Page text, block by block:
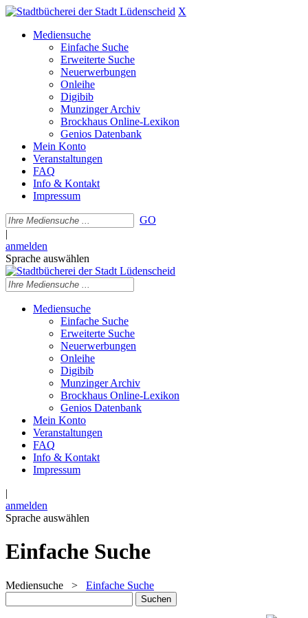
X
Mediensuche
Einfache Suche
Erweiterte Suche
Neuerwerbungen
Onleihe
Digibib
Munzinger Archiv
Brockhaus Online-Lexikon
Genios Datenbank
Mein Konto
Veranstaltungen
FAQ
Info & Kontakt
Impressum
GO
|
anmelden
Sprache auswählen
Mediensuche
Einfache Suche
Erweiterte Suche
Neuerwerbungen
Onleihe
Digibib
Munzinger Archiv
Brockhaus Online-Lexikon
Genios Datenbank
Mein Konto
Veranstaltungen
FAQ
Info & Kontakt
Impressum
|
anmelden
Sprache auswählen
Einfache Suche
Mediensuche > Einfache Suche